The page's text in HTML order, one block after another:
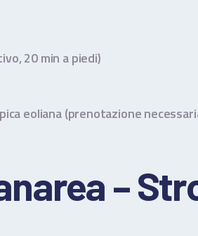
20 min a piedi)
eoliana (prenotazione
–